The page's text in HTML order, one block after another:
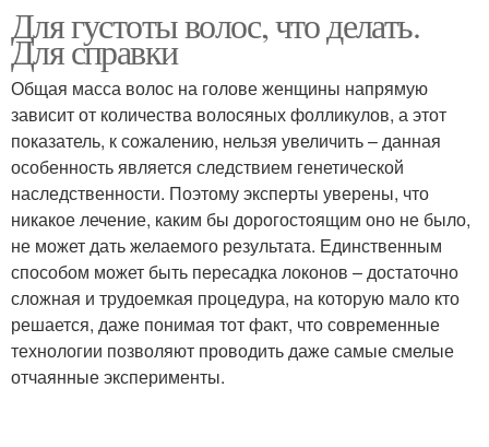
Для густоты волос, что делать.
Для справки
Общая масса волос на голове женщины напрямую
зависит от количества волосяных фолликулов, а этот
показатель, к сожалению, нельзя увеличить – данная
особенность является следствием генетической
наследственности. Поэтому эксперты уверены, что
никакое лечение, каким бы дорогостоящим оно не было,
не может дать желаемого результата. Единственным
способом может быть пересадка локонов – достаточно
сложная и трудоемкая процедура, на которую мало кто
решается, даже понимая тот факт, что современные
технологии позволяют проводить даже самые смелые
отчаянные эксперименты.